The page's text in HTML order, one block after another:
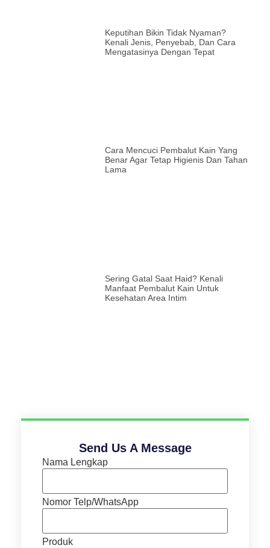
Keputihan Bikin Tidak Nyaman?
Kenali Jenis, Penyebab, Dan Cara
Mengatasinya Dengan Tepat
Cara Mencuci Pembalut Kain Yang
Benar Agar Tetap Higienis Dan Tahan
Lama
Sering Gatal Saat Haid? Kenali
Manfaat Pembalut Kain Untuk
Kesehatan Area Intim
Send Us A Message
Nama Lengkap
Nomor Telp/WhatsApp
Produk